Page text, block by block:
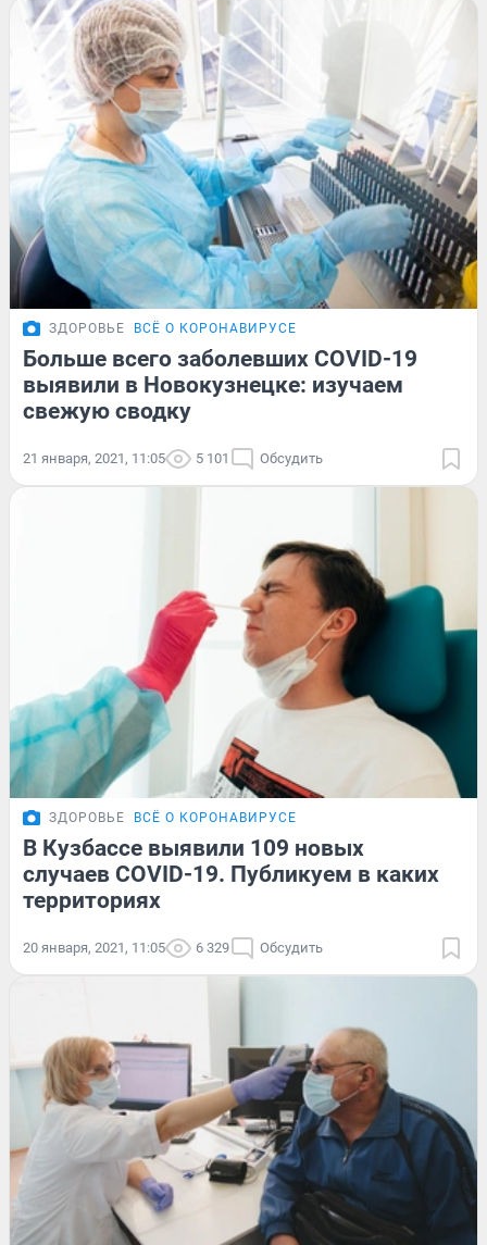
ЗДОРОВЬЕ ВСЁ О КОРОНАВИРУСЕ
Больше всего заболевших COVID-19
выявили в Новокузнецке: изучаем
свежую сводку
21 января, 2021, 11:05 5 101 Обсудить
ЗДОРОВЬЕ ВСЁ О КОРОНАВИРУСЕ
В Кузбассе выявили 109 новых
случаев COVID-19. Публикуем в каких
территориях
20 января, 2021, 11:05 6 329 Обсудить